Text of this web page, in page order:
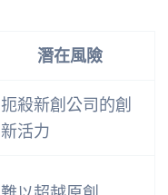
潛在風險
扼殺新創公司的創
新活力